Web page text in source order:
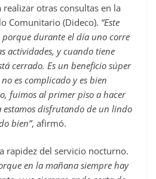
otras consultas en la
Comunitario (Dideco). “Este
porque durante el día uno corre
actividades, y cuando tiene
cerrado. Es un beneficio súper
es complicado y es bien
fuimos al primer piso a hacer
estamos disfrutando de un lindo
bien”, afirmó.
rapidez del servicio nocturno.
en la mañana siempre hay